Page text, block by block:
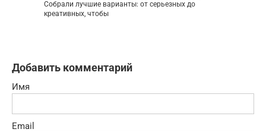
Собрали лучшие варианты: от серьезных до
креативных, чтобы
Добавить комментарий
Имя
Email